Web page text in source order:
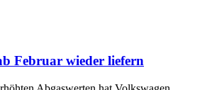
Februar wieder liefern